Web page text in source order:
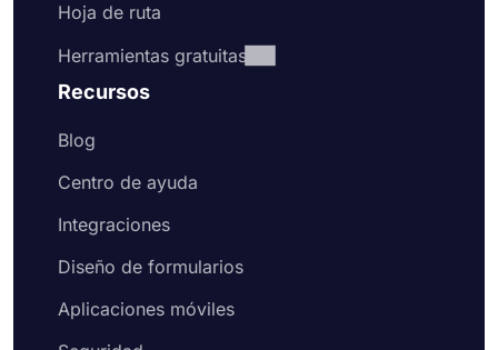
Hoja de ruta
Herramientas gratuitas
Recursos
Blog
Centro de ayuda
Integraciones
Diseño de formularios
Aplicaciones móviles